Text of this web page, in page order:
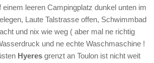
einem leeren Campingplatz dunkel unten im
Laute Talstrasse offen, Schwimmbad
und nix wie weg ( aber mal ne richtig
und ne echte Waschmaschine !
Hyeres grenzt an Toulon ist nicht weit